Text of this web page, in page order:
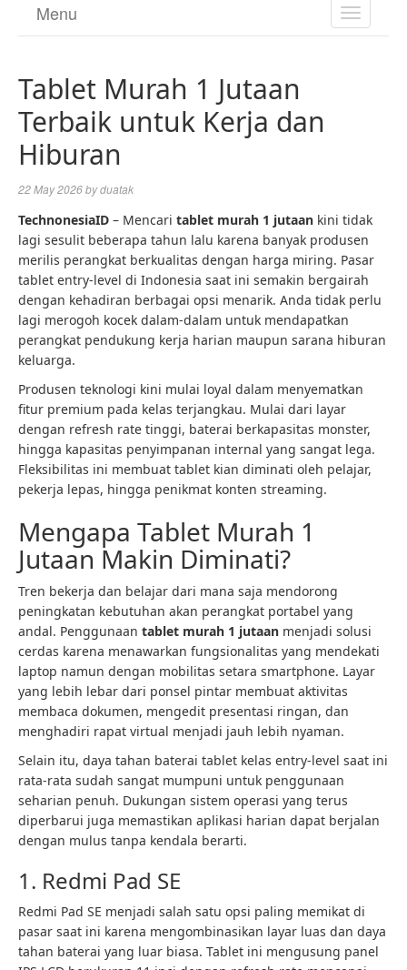
TOGGLE
Menu
Tablet Murah 1 Jutaan
Terbaik untuk Kerja dan
Hiburan
22 May 2026byduatak
TechnonesiaID – Mencari tablet murah 1 jutaan kini tidak
lagi sesulit beberapa tahun lalu karena banyak produsen
merilis perangkat berkualitas dengan harga miring. Pasar
tablet entry-level di Indonesia saat ini semakin bergairah
dengan kehadiran berbagai opsi menarik. Anda tidak perlu
lagi merogoh kocek dalam-dalam untuk mendapatkan
perangkat pendukung kerja harian maupun sarana hiburan
keluarga.
Produsen teknologi kini mulai loyal dalam menyematkan
fitur premium pada kelas terjangkau. Mulai dari layar
dengan refresh rate tinggi, baterai berkapasitas monster,
hingga kapasitas penyimpanan internal yang sangat lega.
Fleksibilitas ini membuat tablet kian diminati oleh pelajar,
pekerja lepas, hingga penikmat konten streaming.
Mengapa Tablet Murah 1
Jutaan Makin Diminati?
Tren bekerja dan belajar dari mana saja mendorong
peningkatan kebutuhan akan perangkat portabel yang
andal. Penggunaan tablet murah 1 jutaan menjadi solusi
cerdas karena menawarkan fungsionalitas yang mendekati
laptop namun dengan mobilitas setara smartphone. Layar
yang lebih lebar dari ponsel pintar membuat aktivitas
membaca dokumen, mengedit presentasi ringan, dan
menghadiri rapat virtual menjadi jauh lebih nyaman.
Selain itu, daya tahan baterai tablet kelas entry-level saat ini
rata-rata sudah sangat mumpuni untuk penggunaan
seharian penuh. Dukungan sistem operasi yang terus
diperbarui juga memastikan aplikasi harian dapat berjalan
dengan mulus tanpa kendala berarti.
1. Redmi Pad SE
Redmi Pad SE menjadi salah satu opsi paling memikat di
pasar saat ini karena mengombinasikan layar luas dan daya
tahan baterai yang luar biasa. Tablet ini mengusung panel